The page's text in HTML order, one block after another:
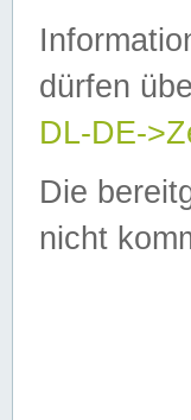
dürfen
DL-DE-
Die
nicht